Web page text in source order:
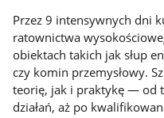
Przez 9 intensywnych dni
ratownictwa
obiektach takich jak słup
czy komin przemysłowy.
teorię, jak i praktykę — od
działań, aż po